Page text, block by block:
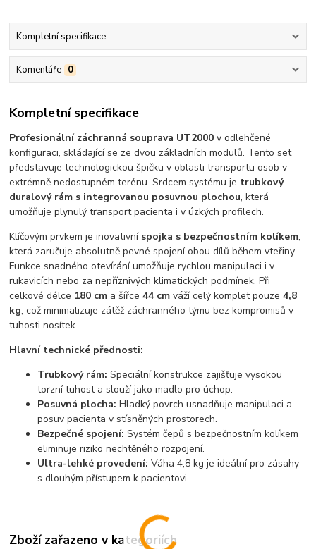
Kompletní specifikace
Komentáře 0
Kompletní specifikace
Profesionální záchranná souprava UT2000 v odlehčené
konfiguraci, skládající se ze dvou základních modulů. Tento set
představuje technologickou špičku v oblasti transportu osob v
extrémně nedostupném terénu. Srdcem systému je trubkový
duralový rám s integrovanou posuvnou plochou, která
umožňuje plynulý transport pacienta i v úzkých profilech.
Klíčovým prvkem je inovativní spojka s bezpečnostním kolíkem,
která zaručuje absolutně pevné spojení obou dílů během vteřiny.
Funkce snadného otevírání umožňuje rychlou manipulaci i v
rukavicích nebo za nepříznivých klimatických podmínek. Při
celkové délce 180 cm a šířce44 cm váží celý komplet pouze4,8
kg, což minimalizuje zátěž záchranného týmu bez kompromisů v
tuhosti nosítek.
Hlavní technické přednosti:
Trubkový rám: Speciální konstrukce zajišťuje vysokou
torzní tuhost a slouží jako madlo pro úchop.
Posuvná plocha: Hladký povrch usnadňuje manipulaci a
posuv pacienta v stísněných prostorech.
Bezpečné spojení: Systém čepů s bezpečnostním kolíkem
eliminuje riziko nechtěného rozpojení.
Ultra-lehké provedení: Váha 4,8 kg je ideální pro zásahy
s dlouhým přístupem k pacientovi.
Zboží zařazeno v kategoriích